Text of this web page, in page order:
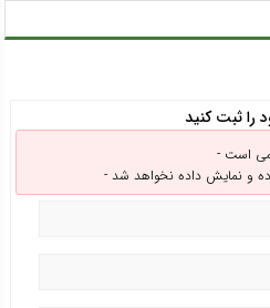
را ثبت کنید
است -
و نمایش داده نخواهد شد -